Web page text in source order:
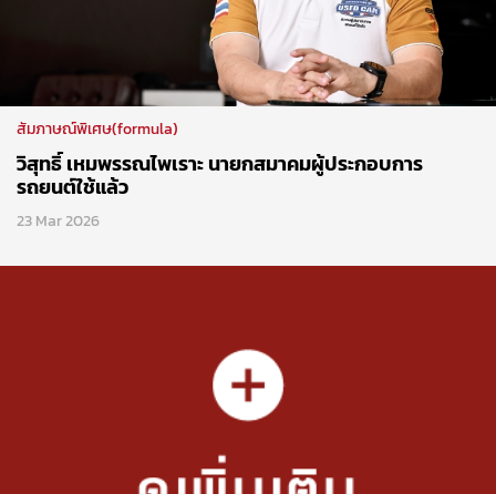
สัมภาษณ์พิเศษ(formula)
วิสุทธิ์ เหมพรรณไพเราะ นายกสมาคมผู้ประกอบการ
รถยนต์ใช้แล้ว
23 Mar 2026